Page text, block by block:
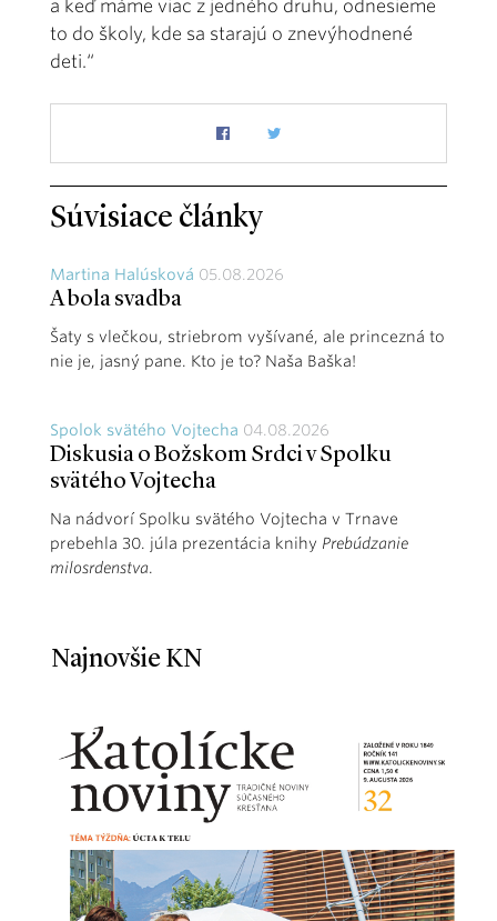
a keď máme viac z jedného druhu, odnesieme
to do školy, kde sa starajú o znevýhodnené
deti.“
Súvisiace články
Martina Halúsková 05.08.2026
A bola svadba
Šaty s vlečkou, striebrom vyšívané, ale princezná to
nie je, jasný pane. Kto je to? Naša Baška!
Spolok svätého Vojtecha 04.08.2026
Diskusia o Božskom Srdci v Spolku
svätého Vojtecha
Na nádvorí Spolku svätého Vojtecha v Trnave
prebehla 30. júla prezentácia knihy Prebúdzanie
milosrdenstva.
Najnovšie KN